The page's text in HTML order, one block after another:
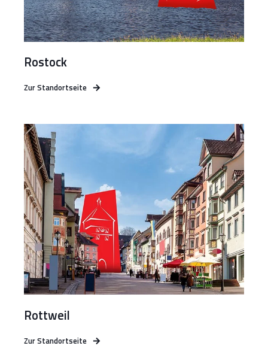
Rostock
Zur Standortseite
Rottweil
Zur Standortseite